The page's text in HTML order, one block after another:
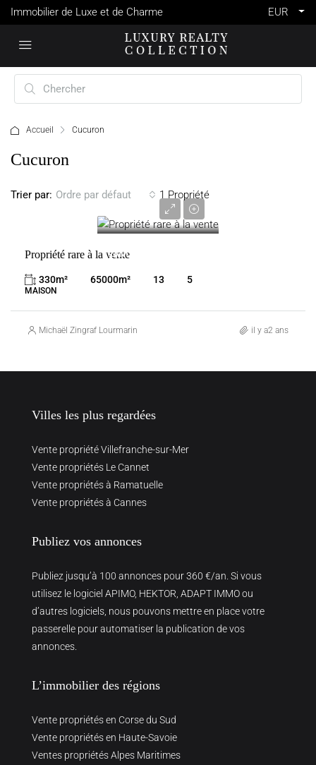
Immobilier de Luxe et de Charme EUR
Accueil Cucuron
Cucuron
1 Propriété
Trier par: Ordre par défaut
VENTE
CUCURON
FRANCE
2 200 000 €
Propriété rare à la vente
330m² 65000m² 13 5
MAISON
Michaël Zingraf Lourmarin il y a2 ans
Villes les plus regardées
Vente propriété Villefranche-sur-Mer
Vente propriétés Le Cannet
Vente propriétés à Ramatuelle
Vente propriétés à Cannes
Publiez vos annonces
Publiez jusqu’à 100 annonces pour 360 €/an. Si vous
utilisez le logiciel APIMO, HEKTOR, ADAPT IMMO ou
d’autres logiciels, nous pouvons mettre en place votre
passerelle pour automatiser la publication de vos
annonces.
L’immobilier des régions
Vente propriétés en Corse du Sud
Vente propriétés en Haute-Savoie
Ventes propriétés Alpes Maritimes